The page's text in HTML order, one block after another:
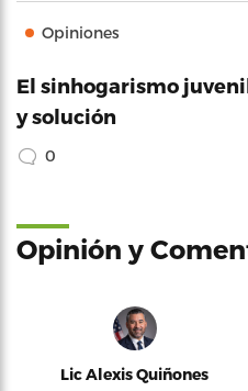
Opiniones
El sinhogarismo
y solución
0
Opinión y
Lic Alexis Quiñones